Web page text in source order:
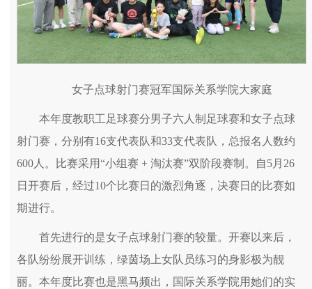
女子点球射门赛冠军国际关系学院大家庭
本年度教职工足球赛分男子六人制足球赛和女子点球
射门赛，分别有16支代表队和33支代表队，总报名人数约
600人。比赛采用“小组赛 + 淘汰赛”双阶段赛制。自5月26
日开赛后，经过10个比赛日的激烈角逐，决赛日的比赛如
期进行。
首先进行的是女子点球射门赛的较量。开赛以来后，
各队纷纷展开训练，绿茵场上女队员练习的身影极为靓
丽。本年度比赛也是黑马频出，国际关系学院用她们的实